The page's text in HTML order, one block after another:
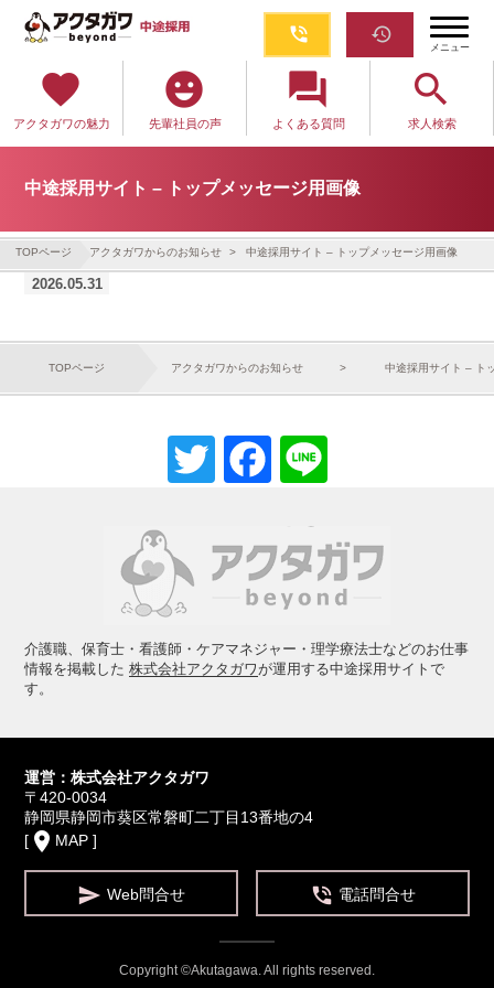
phone_in_talk restore
メニュー
favorite
アクタガワの魅力
emoji_emotions
先輩社員の声
question_answer
よくある質問
search
求人検索
中途採用サイト – トップメッセージ用画像
TOPページ アクタガワからのお知らせ 中途採用サイト – トップメッセージ用画像
2026.05.31
TOPページ アクタガワからのお知らせ 中途採用サイト – ト
TwitterFacebook
介護職、保育士・看護師・ケアマネジャー・理学療法士などのお仕事
情報を掲載した株式会社アクタガワが運用する中途採用サイトで
す。
運営：株式会社アクタガワ
〒420-0034
静岡県静岡市葵区常磐町二丁目13番地の4
[ place MAP ]
 Web問合せ  電話問合せ
Copyright ©Akutagawa. All rights reserved.